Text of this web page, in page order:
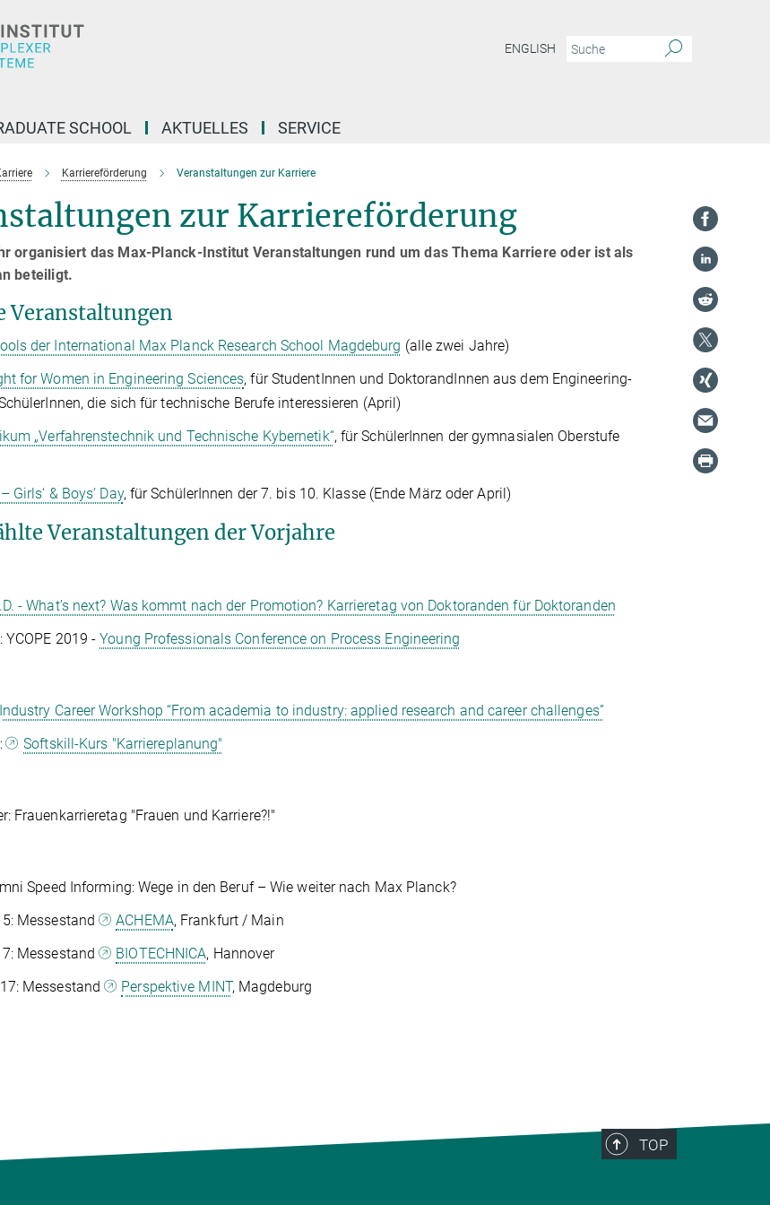
ENGLISH
SCHOOL AKTUELLES SERVICE
Karriereförderung Veranstaltungen zur Karriere
zur Karriereförderung
organisiert das Max-Planck-Institut Veranstaltungen rund um das Thema Karriere oder ist als
beteiligt.
Veranstaltungen
der International Max Planck Research School Magdeburg (alle zwei Jahre)
for Women in Engineering Sciences, für StudentInnen und DoktorandInnen aus dem Engineering-
die sich für technische Berufe interessieren (April)
„Verfahrenstechnik und Technische Kybernetik“, für SchülerInnen der gymnasialen Oberstufe
Girls‘ & Boys‘ Day, für SchülerInnen der 7. bis 10. Klasse (Ende März oder April)
Veranstaltungen der Vorjahre
- What’s next? Was kommt nach der Promotion? Karrieretag von Doktoranden für Doktoranden
YCOPE 2019 -Young Professionals Conference on Process Engineering
Industry Career Workshop “From academia to industry: applied research and career challenges”
Softskill-Kurs "Karriereplanung"
Frauenkarrieretag "Frauen und Karriere?!"
Speed Informing: Wege in den Beruf – Wie weiter nach Max Planck?
Messestand
ACHEMA, Frankfurt / Main
Messestand
BIOTECHNICA, Hannover
Messestand
Perspektive MINT, Magdeburg
TOP